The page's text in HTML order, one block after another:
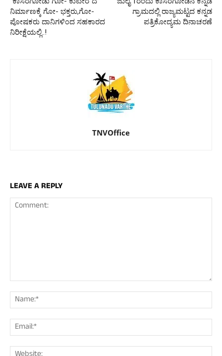
ನಿರ್ಮಾಣಕ್ಕೆ ಗೋ- ಭಕ್ತರು,ಗೋ-
ಪೋಷಕರು ದಾನಿಗಳಿಂದ ಸಹಕಾರದ
ನಿರೀಕ್ಷೆಯಲ್ಲಿ..!
ಗ್ರಾಮದಲ್ಲಿ ರಾಜ್ಯಮಟ್ಟದ ಕನ್ನಡ
ಪತ್ರಿಕೋದ್ಯಮ ದಿನಾಚರಣೆ
TNVOffice
LEAVE A REPLY